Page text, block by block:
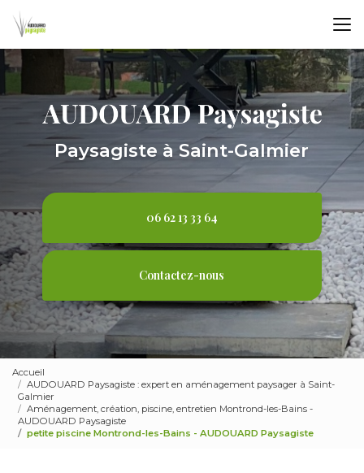
contenu
principal
Paysagiste à Saint-Galmier
06 62 13 33 64
Contactez-nous
Accueil
AUDOUARD Paysagiste : expert en aménagement paysager à Saint-
Galmier
Aménagement, création, piscine, entretien Montrond-les-Bains -
AUDOUARD Paysagiste
petite piscine Montrond-les-Bains - AUDOUARD Paysagiste